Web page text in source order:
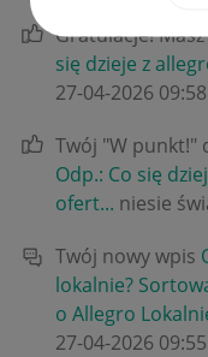
Gratulacje!
się dzieje z
‎27-04-2026 09:58
Twój "W punkt!"
Odp.: Co się
ofert... niesie
Twój nowy wpis
lokalnie?
o Allegro
‎27-04-2026 09:55